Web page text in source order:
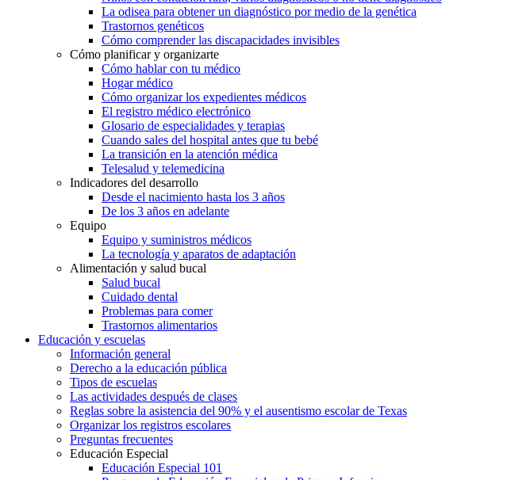
La odisea para obtener un diagnóstico por medio de la genética
Trastornos genéticos
Cómo comprender las discapacidades invisibles
Cómo planificar y organizarte
Cómo hablar con tu médico
Hogar médico
Cómo organizar los expedientes médicos
El registro médico electrónico
Glosario de especialidades y terapias
Cuando sales del hospital antes que tu bebé
La transición en la atención médica
Telesalud y telemedicina
Indicadores del desarrollo
Desde el nacimiento hasta los 3 años
De los 3 años en adelante
Equipo
Equipo y suministros médicos
La tecnología y aparatos de adaptación
Alimentación y salud bucal
Salud bucal
Cuidado dental
Problemas para comer
Trastornos alimentarios
Educación y escuelas
Información general
Derecho a la educación pública
Tipos de escuelas
Las actividades después de clases
Reglas sobre la asistencia del 90% y el ausentismo escolar de Texas
Organizar los registros escolares
Preguntas frecuentes
Educación Especial
Educación Especial 101